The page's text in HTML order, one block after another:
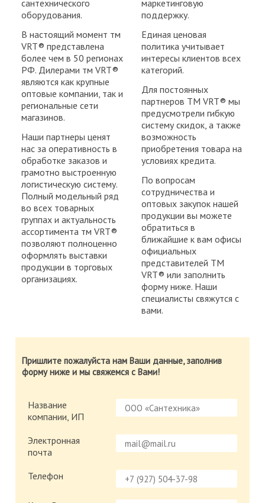
сантехнического
оборудования.
В настоящий момент тм
VRT® представлена
более чем в 50 регионах
РФ. Дилерами тм VRT®
являются как крупные
оптовые компании, так и
региональные сети
магазинов.
Наши партнеры ценят
нас за оперативность в
обработке заказов и
грамотно выстроенную
логистическую систему.
Полный модельный ряд
во всех товарных
группах и актуальность
ассортимента тм VRT®
позволяют полноценно
оформлять выставки
продукции в торговых
организациях.
маркетинговую
поддержку.
Единая ценовая
политика учитывает
интересы клиентов всех
категорий.
Для постоянных
партнеров ТМ VRT® мы
предусмотрели гибкую
систему скидок, а также
возможность
приобретения товара на
условиях кредита.
По вопросам
сотрудничества и
оптовых закупок нашей
продукции вы можете
обратиться в
ближайшие к вам офисы
официальных
представителей ТМ
VRT® или заполнить
форму ниже. Наши
специалисты свяжутся с
вами.
Пришлите пожалуйста нам Ваши данные, заполнив
форму ниже и мы свяжемся с Вами!
Название
компании, ИП
Электронная
почта
Телефон